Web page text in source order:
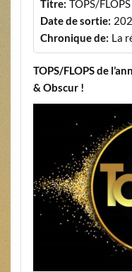
Titre: TOPS/
Date de sortie:
Chronique de: La
TOPS/FLOPS de
& Obscur !